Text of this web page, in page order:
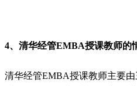
4、清华经管EMBA授课教师的
清华经管EMBA授课教师主要